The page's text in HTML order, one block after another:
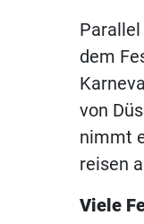
dem
von
nimmt
reisen
Viele